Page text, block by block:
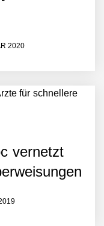
2020
vernetzt